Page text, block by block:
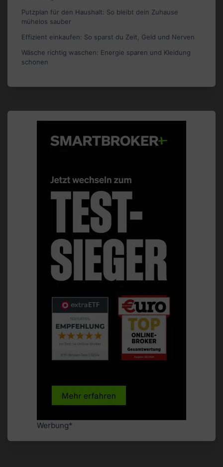
Putzplan für den Haushalt: So bleibt dein Zuhause
mühelos sauber
Effizient einkaufen: So sparst du Zeit, Geld und Nerven
Wäsche richtig waschen: Energie sparen und Kleidung
schonen
Werbung*